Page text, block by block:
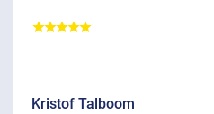
Kristof Talboom